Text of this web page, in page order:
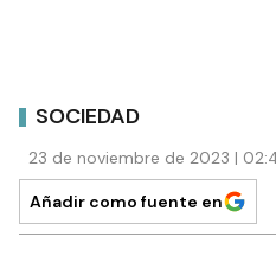
SOCIEDAD
23 de noviembre de 2023 |
Añadir como fuente en